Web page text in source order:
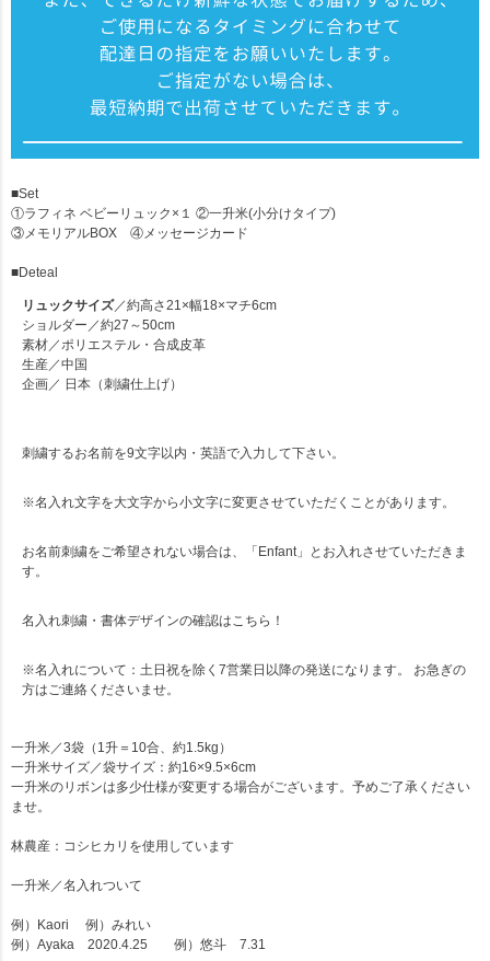
■Set
①ラフィネ ベビーリュック×１ ②一升米(小分けタイプ)
③メモリアルBOX ④メッセージカード
■Deteal
リュックサイズ／約高さ21×幅18×マチ6cm
ショルダー／約27～50cm
素材／ポリエステル・合成皮革
生産／中国
企画／ 日本（刺繍仕上げ）
刺繍するお名前を9文字以内・英語で入力して下さい。
※名入れ文字を大文字から小文字に変更させていただくことがあります。
お名前刺繍をご希望されない場合は、「Enfant」とお入れさせていただきま
す。
名入れ刺繍・書体デザインの確認はこちら！
※名入れについて：土日祝を除く7営業日以降の発送になります。 お急ぎの
方はご連絡くださいませ。
一升米／3袋（1升＝10合、約1.5kg）
一升米サイズ／袋サイズ：約16×9.5×6cm
一升米のリボンは多少仕様が変更する場合がございます。予めご了承ください
ませ。
林農産：コシヒカリを使用しています
一升米／名入れついて
例）Kaori 例）みれい
例）Ayaka 2020.4.25 例）悠斗 7.31